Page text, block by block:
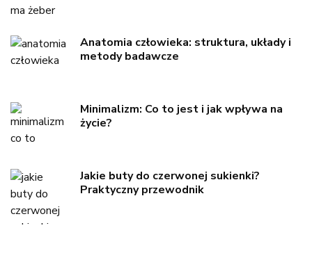
Anatomia człowieka: struktura, układy i
metody badawcze
Minimalizm: Co to jest i jak wpływa na
życie?
Jakie buty do czerwonej sukienki?
Praktyczny przewodnik